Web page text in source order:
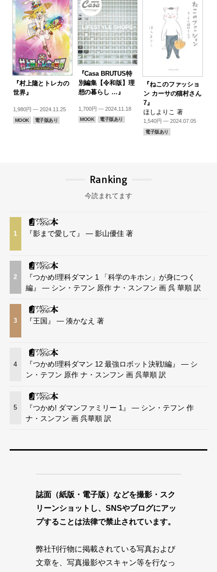
『村上隆とトレカの
世界』
1,980円 — 2024.11.25
MOOK 電子版あり
『Casa BRUTUS特
別編集【令和版】理
想の暮らし …』
1,700円 — 2024.11.18
MOOK 電子版あり
『ねこのファッショ
ン カーサの猫村さん
7』
ほしよりこ 著
1,540円 — 2024.07.05
電子版あり
Ranking
今読まれてます
1 『影まで愛して』 — 影山優佳 著
2
『つかめ!理科ダマン 1 「科学のキホン」が身につく
編』 — シン・テフン 原作 ナ・スンフン 画 呉 華順 訳
3 『王国』 — 湊かなえ 著
4
『つかめ!理科ダマン 12 最強ロボット決戦!編』 — シ
ン・テフン 原作 ナ・スンフン 画 呉華順 訳
5
『つかめ! ダマンファミリー 1』 — シン・テフン 作
ナ・スンフン 画 呉華順 訳
誌面（紙版・電子版）などを撮影・スク
リーンショットし、SNSやブログにアッ
プすることは法律で禁止されています。
弊社刊行物に掲載されている写真および
文章を、写真撮影やスキャン等を行なっ